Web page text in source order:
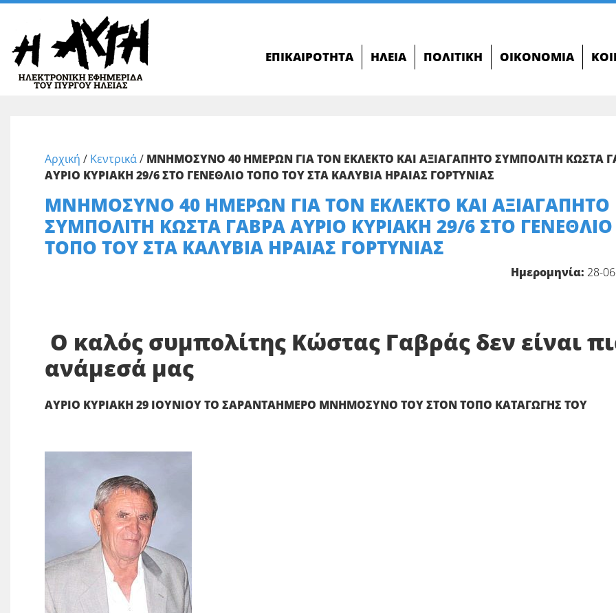
ΕΠΙΚΑΙΡΌΤΗΤΑ ΗΛΕΊΑ ΠΟΛΙΤΙΚΉ ΟΙΚΟΝΟΜΊΑ
Αρχική / Κεντρικά/ ΜΝΗΜΟΣΥΝΟ 40 ΗΜΕΡΩΝ ΓΙΑ ΤΟΝ ΕΚΛΕΚΤΟ ΚΑΙ ΑΞΙΑΓΑΠΗΤΟ ΣΥΜΠΟΛΙΤΗ ΚΩΣΤΑ
ΑΥΡΙΟ ΚΥΡΙΑΚΗ 29/6 ΣΤΟ ΓΕΝΕΘΛΙΟ ΤΟΠΟ ΤΟΥ ΣΤΑ ΚΑΛΥΒΙΑ ΗΡΑΙΑΣ ΓΟΡΤΥΝΙΑΣ
ΜΝΗΜΟΣΥΝΟ 40 ΗΜΕΡΩΝ ΓΙΑ ΤΟΝ ΕΚΛΕΚΤΟ ΚΑΙ ΑΞΙΑΓΑΠΗΤΟ
ΣΥΜΠΟΛΙΤΗ ΚΩΣΤΑ ΓΑΒΡΑ ΑΥΡΙΟ ΚΥΡΙΑΚΗ 29/6 ΣΤΟ ΓΕΝΕΘΛΙΟ
ΤΟΠΟ ΤΟΥ ΣΤΑ ΚΑΛΥΒΙΑ ΗΡΑΙΑΣ ΓΟΡΤΥΝΙΑΣ
Ημερομηνία: 28-
Ο καλός συμπολίτης Κώστας Γαβράς δεν είναι
ανάμεσά μας
ΑΥΡΙΟ ΚΥΡΙΑΚΗ 29 ΙΟΥΝΙΟΥ ΤΟ ΣΑΡΑΝΤΑΗΜΕΡΟ ΜΝΗΜΟΣΥΝΟ ΤΟΥ ΣΤΟΝ ΤΟΠΟ ΚΑΤΑΓΩΓΗΣ ΤΟΥ